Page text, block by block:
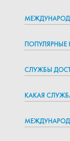
ПОПУЛЯРНЫЕ
СЛУЖБЫ
КАКАЯ